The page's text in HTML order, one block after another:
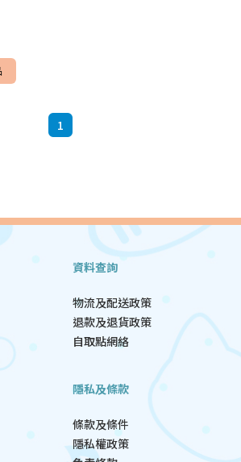
1
資料查詢
物流及配送政策
退款及退貨政策
自取點網絡
隱私及條款
條款及條件
隱私權政策